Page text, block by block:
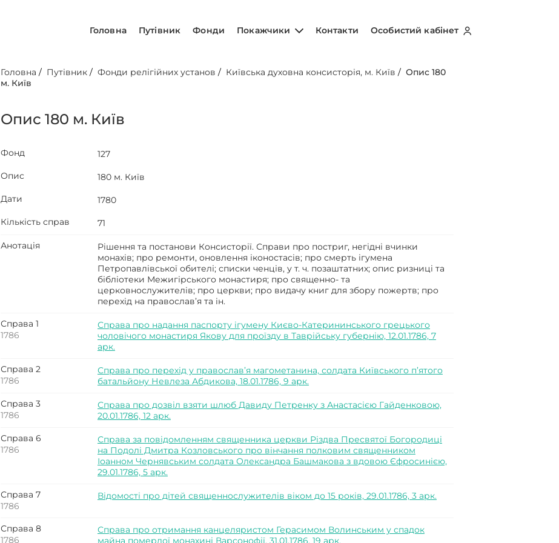
Головна Путівник Фонди Покажчики Контакти Особистий кабінет
Головна / Путівник /Фонди релігійних установ / Київська духовна консисторія, м. Київ /Опис 180
м. Київ
Опис 180 м. Київ
Фонд
127
Опис
180 м. Київ
Дати
1780
Кількість справ
71
Анотація
Рішення та постанови Консисторії. Справи про постриг, негідні вчинки
монахів; про ремонти, оновлення іконостасів; про смерть ігумена
Петропавлівської обителі; списки ченців, у т. ч. позаштатних; опис ризниці та
бібліотеки Межигірського монастиря; про священно- та
церковнослужителів; про церкви; про видачу книг для збору пожертв; про
перехід на православ’я та ін.
Справа 1
1786
Справа про надання паспорту ігумену Києво-Катерининського грецького
чоловічого монастиря Якову для проїзду в Таврійську губернію, 12.01.1786, 7
арк.
Справа 2
1786
Справа про перехід у православ’я магометанина, солдата Київського п’ятого
батальйону Невлеза Абдикова, 18.01.1786, 9 арк.
Справа 3
1786
Справа про дозвіл взяти шлюб Давиду Петренку з Анастасією Гайденковою,
20.01.1786, 12 арк.
Справа 6
1786
Справа за повідомленням священника церкви Різдва Пресвятої Богородиці
на Подолі Дмитра Козловського про вінчання полковим священником
Іоанном Чернявським солдата Олександра Башмакова з вдовою Єфросинією,
29.01.1786, 5 арк.
Справа 7
1786
Відомості про дітей священнослужителів віком до 15 років, 29.01.1786, 3 арк.
Справа 8
1786
Справа про отримання канцеляристом Герасимом Волинським у спадок
майна померлої монахині Варсонофії, 31.01.1786, 19 арк.